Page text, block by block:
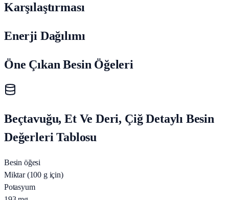
Karşılaştırması
Enerji Dağılımı
Öne Çıkan Besin Öğeleri
Beçtavuğu, Et Ve Deri, Çiğ Detaylı Besin
Değerleri Tablosu
Besin öğesi
Miktar (100 g için)
Potasyum